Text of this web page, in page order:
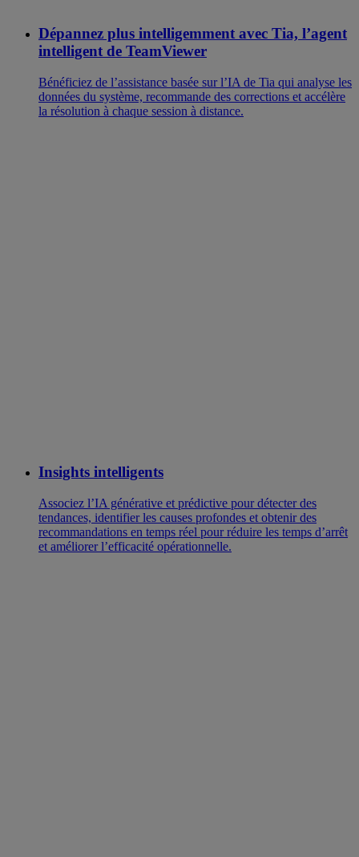
Dépannez plus intelligemment avec Tia, l’agent
intelligent de TeamViewer
Bénéficiez de l’assistance basée sur l’IA de Tia qui analyse les
données du système, recommande des corrections et accélère
la résolution à chaque session à distance.
Insights intelligents
Associez l’IA générative et prédictive pour détecter des
tendances, identifier les causes profondes et obtenir des
recommandations en temps réel pour réduire les temps d’arrêt
et améliorer l’efficacité opérationnelle.